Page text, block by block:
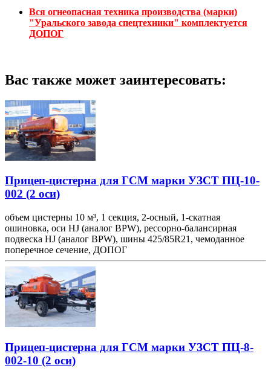
Вся огнеопасная техника производства (марки)
"Уральского завода спецтехники" комплектуется
ДОПОГ
Вас также может заинтересовать:
Прицеп-цистерна для ГСМ марки УЗСТ ПЦ-10-
002 (2 оси)
объем цистерны 10 м³, 1 секция, 2-осный, 1-скатная
ошиновка, оси HJ (аналог BPW), рессорно-балансирная
подвеска HJ (аналог BPW), шины 425/85R21, чемоданное
поперечное сечение, ДОПОГ
Прицеп-цистерна для ГСМ марки УЗСТ ПЦ-8-
002-10 (2 оси)